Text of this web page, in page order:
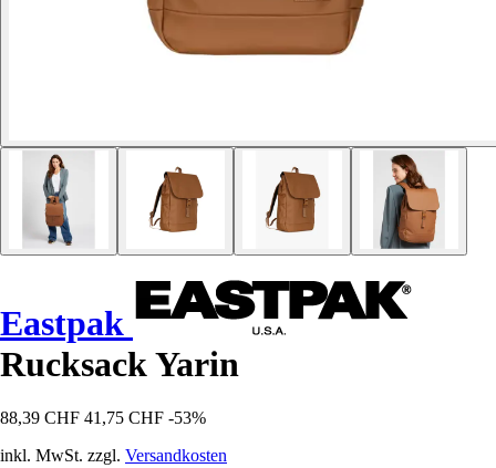
Eastpak
Rucksack Yarin
88,39 CHF 41,75 CHF -53%
inkl. MwSt. zzgl. Versandkosten